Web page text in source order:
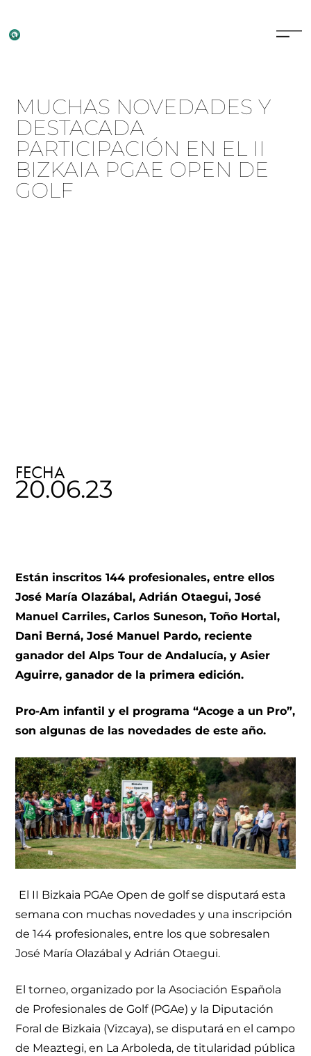
MUCHAS NOVEDADES Y
DESTACADA
PARTICIPACIÓN EN EL II
BIZKAIA PGAE OPEN DE
GOLF
FECHA
20.06.23
Están inscritos 144 profesionales, entre ellos
José María Olazábal, Adrián Otaegui, José
Manuel Carriles, Carlos Suneson, Toño Hortal,
Dani Berná, José Manuel Pardo, reciente
ganador del Alps Tour de Andalucía, y Asier
Aguirre, ganador de la primera edición.
Pro-Am infantil y el programa “Acoge a un Pro”,
son algunas de las novedades de este año.
El II Bizkaia PGAe Open de golf se disputará esta
semana con muchas novedades y una inscripción
de 144 profesionales, entre los que sobresalen
José María Olazábal y Adrián Otaegui.
El torneo, organizado por la Asociación Española
de Profesionales de Golf (PGAe) y la Diputación
Foral de Bizkaia (Vizcaya), se disputará en el campo
de Meaztegi, en La Arboleda, de titularidad pública